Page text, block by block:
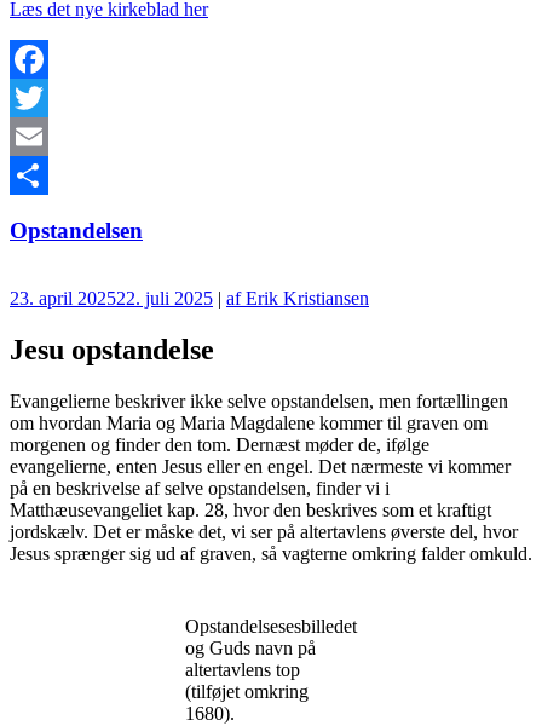
Læs det nye kirkeblad her
Facebook
Twitter
Email
Opstandelsen
23. april 202522. juli 2025 | af Erik Kristiansen
Jesu opstandelse
Evangelierne beskriver ikke selve opstandelsen, men fortællingen
om hvordan Maria og Maria Magdalene kommer til graven om
morgenen og finder den tom. Dernæst møder de, ifølge
evangelierne, enten Jesus eller en engel. Det nærmeste vi kommer
på en beskrivelse af selve opstandelsen, finder vi i
Matthæusevangeliet kap. 28, hvor den beskrives som et kraftigt
jordskælv. Det er måske det, vi ser på altertavlens øverste del, hvor
Jesus sprænger sig ud af graven, så vagterne omkring falder omkuld.
Opstandelsesesbilledet
og Guds navn på
altertavlens top
(tilføjet omkring
1680).